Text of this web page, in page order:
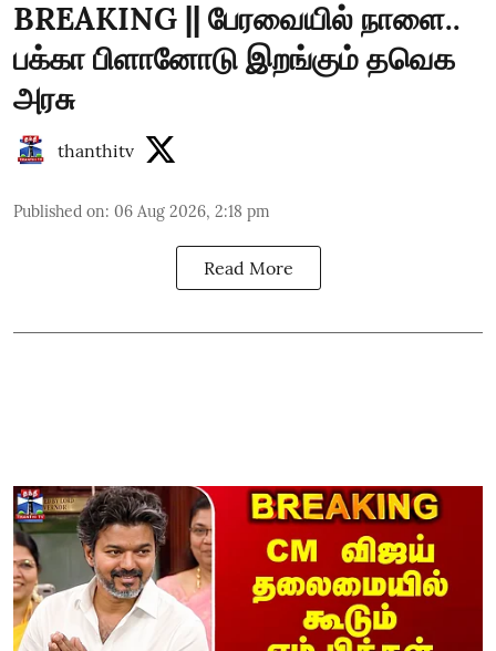
BREAKING || பேரவையில் நாளை..
பக்கா பிளானோடு இறங்கும் தவெக
அரசு
thanthitv
Published on: 06 Aug 2026, 2:18 pm
Read More